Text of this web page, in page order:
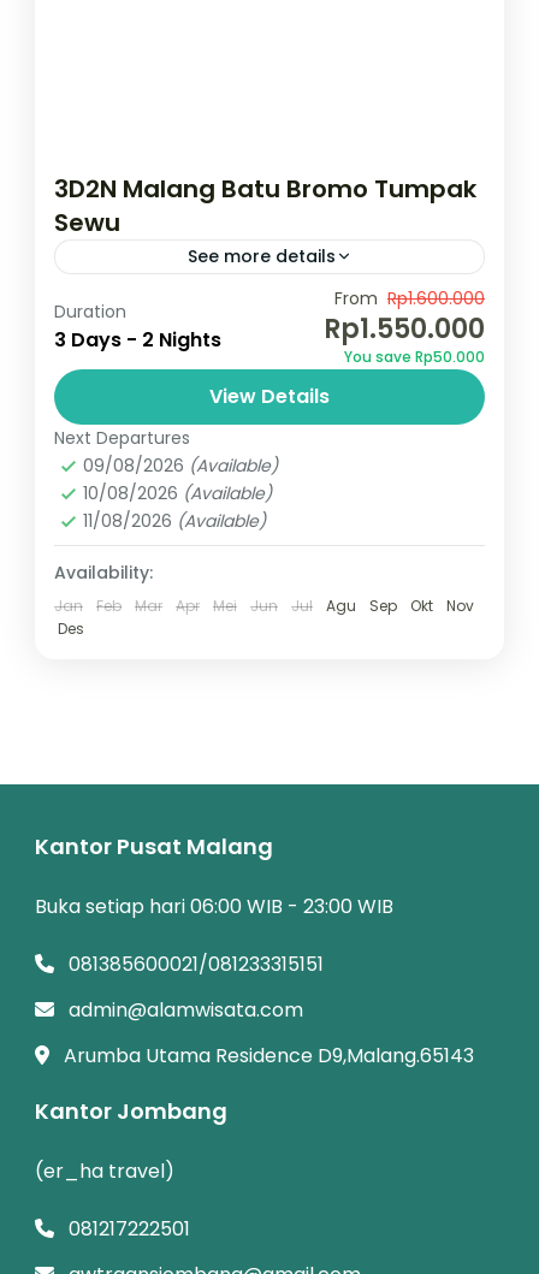
3D2N Malang Batu Bromo Tumpak
Sewu
See more details
Temukan surga wisata Jawa Timur dengan
menikmati kemegahan gunung Bromo,Air
terjun Tumpak Sewu, Dan Explore Kota
Malang dan Batu menikmati culture dan
kuliner yang memanjakan...
Bromo,Indonesia,Kota Malang,Kota
Wisata Batu
2 People
Duration
3 Days - 2 Nights
From Rp1.600.000
Rp1.550.000
You save Rp50.000
View Details
Next Departures
09/08/2026 (Available)
10/08/2026 (Available)
11/08/2026 (Available)
Availability:
Jan Feb Mar Apr Mei Jun Jul Agu Sep Okt
Nov
Des
Kantor Pusat Malang
Buka setiap hari 06:00 WIB - 23:00 WIB
081385600021/081233315151
admin@alamwisata.com
Arumba Utama Residence D9,Malang.65143
Kantor Jombang
(er_ha travel)
081217222501